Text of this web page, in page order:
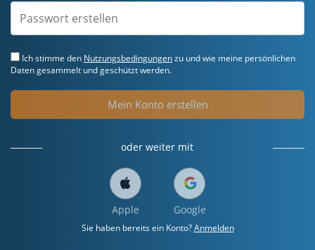
Ich stimme den Nutzungsbedingungenzu und wie meine persönlichen
Daten gesammelt und geschützt werden.
Mein Konto erstellen
oder weiter mit
Apple Google
Sie haben bereits ein Konto?Anmelden